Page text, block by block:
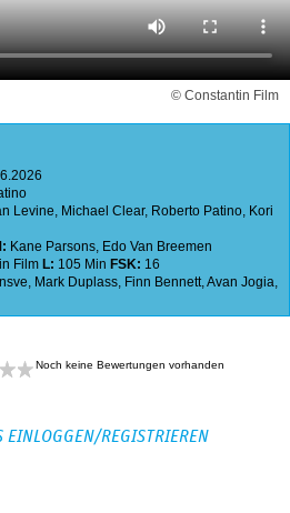
© Constantin Film
Levine, Michael Clear, Roberto Patino, Kori
Kane Parsons, Edo Van Breemen
Film L: 105 Min FSK: 16
, Mark Duplass, Finn Bennett,Avan Jogia,
Noch keine Bewertungen vorhanden
EINLOGGEN/REGISTRIEREN